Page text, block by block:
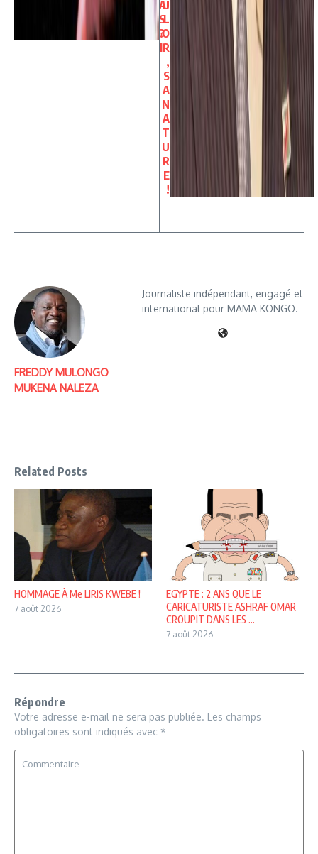
AI
S
?
U
L
O
IR
,
S
A
N
A
T
U
R
E
!
FREDDY MULONGO
MUKENA NALEZA
Journaliste indépendant, engagé et
international pour MAMA KONGO.
Related Posts
HOMMAGE À Me LIRIS KWEBE !
7 août 2026
EGYPTE : 2 ANS QUE LE
CARICATURISTE ASHRAF OMAR
CROUPIT DANS LES ...
7 août 2026
Répondre
Votre adresse e-mail ne sera pas publiée. Les champs
obligatoires sont indiqués avec *